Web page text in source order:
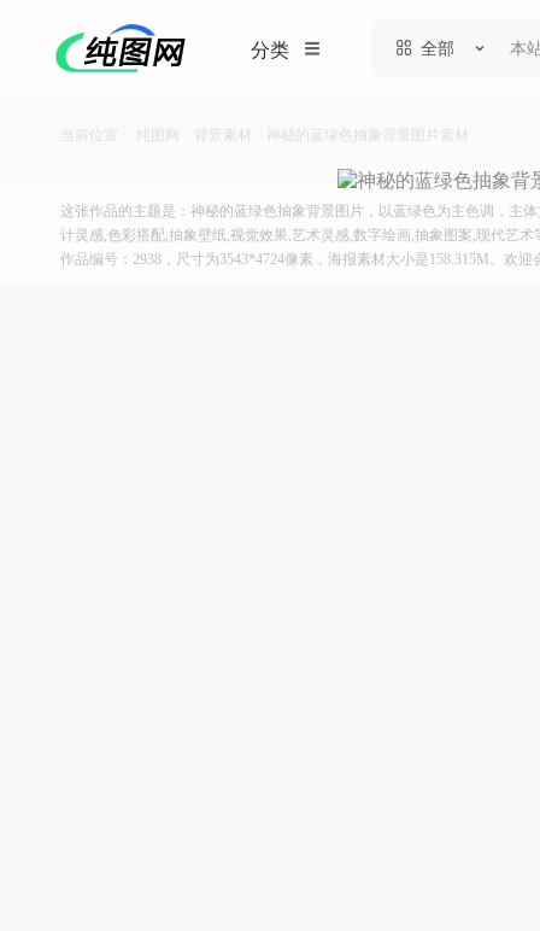
分类 全部
当前位置： 纯图网 背景素材 神秘的蓝绿色抽象背景图片素材
这张作品的主题是：神秘的蓝绿色抽象背景图片，以蓝绿色为主色调，主
计灵感,色彩搭配,抽象壁纸,视觉效果,艺术灵感,数字绘画,抽象图案,现代艺术
作品编号：2938，尺寸为3543*4724像素，海报素材大小是158.315M。欢迎